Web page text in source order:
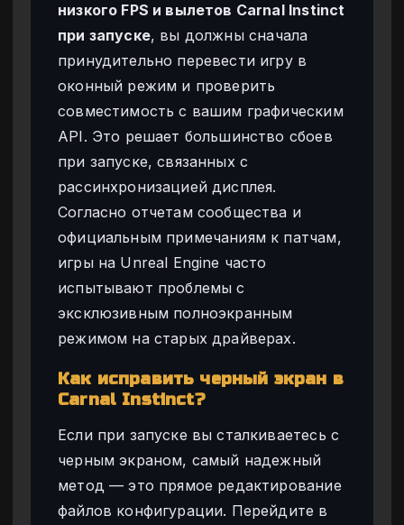
низкого FPS и вылетов Carnal Instinct
при запуске, вы должны сначала
принудительно перевести игру в
оконный режим и проверить
совместимость с вашим графическим
API. Это решает большинство сбоев
при запуске, связанных с
рассинхронизацией дисплея.
Согласно отчетам сообщества и
официальным примечаниям к патчам,
игры на Unreal Engine часто
испытывают проблемы с
эксклюзивным полноэкранным
режимом на старых драйверах.
Как исправить черный экран в
Carnal Instinct?
Если при запуске вы сталкиваетесь с
черным экраном, самый надежный
метод — это прямое редактирование
файлов конфигурации. Перейдите в